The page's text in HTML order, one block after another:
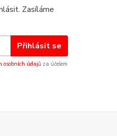
Zasíláme
Přihlásit se
osobních údajů za účelem